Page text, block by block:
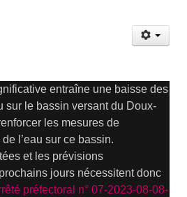
entraîne une baisse des
sur le bassin versant du Doux-
les mesures de
l’eau sur ce bassin.
et les prévisions
jours nécessitent donc
préfectoral n° 07-2023-08-08-